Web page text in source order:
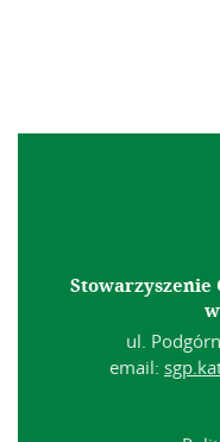
Stowarzyszenie
ul.
email: